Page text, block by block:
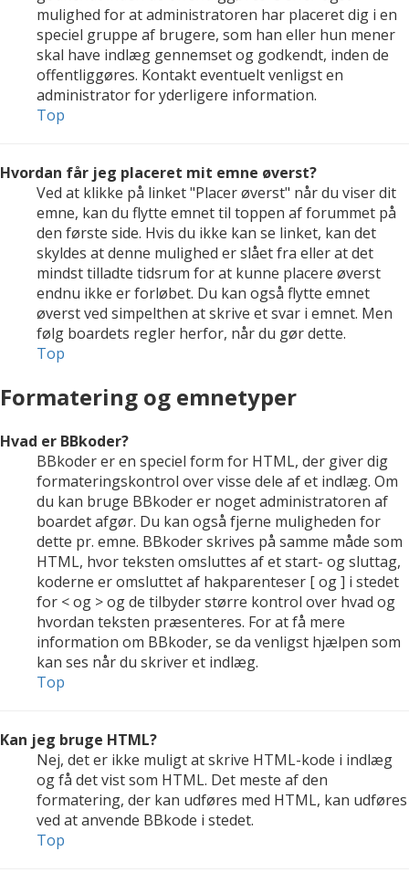
mulighed for at administratoren har placeret dig i en
speciel gruppe af brugere, som han eller hun mener
skal have indlæg gennemset og godkendt, inden de
offentliggøres. Kontakt eventuelt venligst en
administrator for yderligere information.
Top
Hvordan får jeg placeret mit emne øverst?
Ved at klikke på linket "Placer øverst" når du viser dit
emne, kan du flytte emnet til toppen af forummet på
den første side. Hvis du ikke kan se linket, kan det
skyldes at denne mulighed er slået fra eller at det
mindst tilladte tidsrum for at kunne placere øverst
endnu ikke er forløbet. Du kan også flytte emnet
øverst ved simpelthen at skrive et svar i emnet. Men
følg boardets regler herfor, når du gør dette.
Top
Formatering og emnetyper
Hvad er BBkoder?
BBkoder er en speciel form for HTML, der giver dig
formateringskontrol over visse dele af et indlæg. Om
du kan bruge BBkoder er noget administratoren af
boardet afgør. Du kan også fjerne muligheden for
dette pr. emne. BBkoder skrives på samme måde som
HTML, hvor teksten omsluttes af et start- og sluttag,
koderne er omsluttet af hakparenteser [ og ] i stedet
for < og > og de tilbyder større kontrol over hvad og
hvordan teksten præsenteres. For at få mere
information om BBkoder, se da venligst hjælpen som
kan ses når du skriver et indlæg.
Top
Kan jeg bruge HTML?
Nej, det er ikke muligt at skrive HTML-kode i indlæg
og få det vist som HTML. Det meste af den
formatering, der kan udføres med HTML, kan udføres
ved at anvende BBkode i stedet.
Top